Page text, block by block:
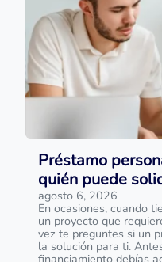
Préstamo
quién puede
agosto 6, 2026
En ocasiones, cuando
un proyecto que
vez te preguntes si un
la solución para ti.
financiamiento debías